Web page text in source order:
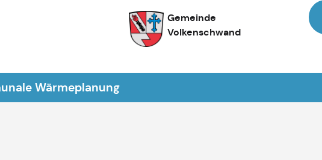
Gemeinde
Volkenschwand
Wärmeplanung